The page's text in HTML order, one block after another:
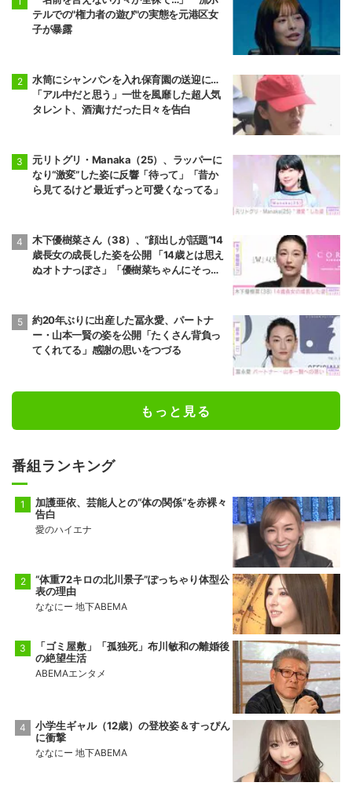
テルでの"権力者の遊び"の実態を元港区女
子が暴露
水筒にシャンパンを入れ保育園の送迎に…
「アル中だと思う」一世を風靡した超人気
タレント、酒漬けだった日々を告白
元リトグリ・Manaka（25）、ラッパーに
なり“激変”した姿に反響「待って」「昔か
ら見てるけど 最近ずっと可愛くなってる」
木下優樹菜さん（38）、“顔出しが話題”14
歳長女の成長した姿を公開 「14歳とは思え
ぬオトナっぽさ」「優樹菜ちゃんにそっく
約20年ぶりに出産した冨永愛、パートナ
ー・山本一賢の姿を公開「たくさん背負っ
てくれてる」感謝の思いをつづる
もっと見る
番組ランキング
加護亜依、芸能人との“体の関係”を赤裸々
告白
愛のハイエナ
“体重72キロの北川景子”ぽっちゃり体型公
表の理由
ななにー 地下ABEMA
「ゴミ屋敷」「孤独死」布川敏和の離婚後
の絶望生活
ABEMAエンタメ
小学生ギャル（12歳）の登校姿＆すっぴん
に衝撃
ななにー 地下ABEMA